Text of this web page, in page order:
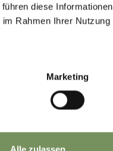
diese Informationen
Rahmen Ihrer Nutzung
Marketing